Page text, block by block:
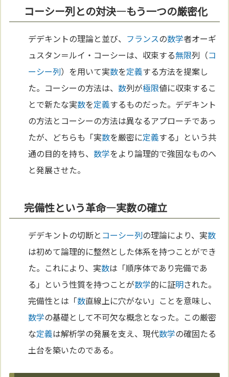
コーシー列との対決—もう一つの厳密化
デデキントの理論と並び、 フランスの数学者オーギ
ュスタン＝ルイ・コーシーは、収束する無限列（コ
ーシー列）を用いて実数を定義する方法を提案し
た。コーシーの方法は、数列が極限値に収束するこ
とで新たな実数を定義するものだった。デデキント
の方法とコーシーの方法は異なるアプローチであっ
たが、どちらも「実数を厳密に定義する」という共
通の目的を持ち、数学をより論理的で強固なものへ
と発展させた。
完備性という革命—実数の確立
デデキントの切断と コーシー列の理論により、実数
は初めて論理的に整然とした体系を持つことができ
た。これにより、実数は「順序体であり完備であ
る」という性質を持つことが数学的に証明された。
完備性とは「数直線上に穴がない」ことを意味し、
数学の基礎として不可欠な概念となった。この厳密
な定義は解析学の発展を支え、現代数学の確固たる
土台を築いたのである。